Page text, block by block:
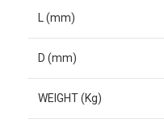
L (mm)
D (mm)
WEIGHT (Kg)